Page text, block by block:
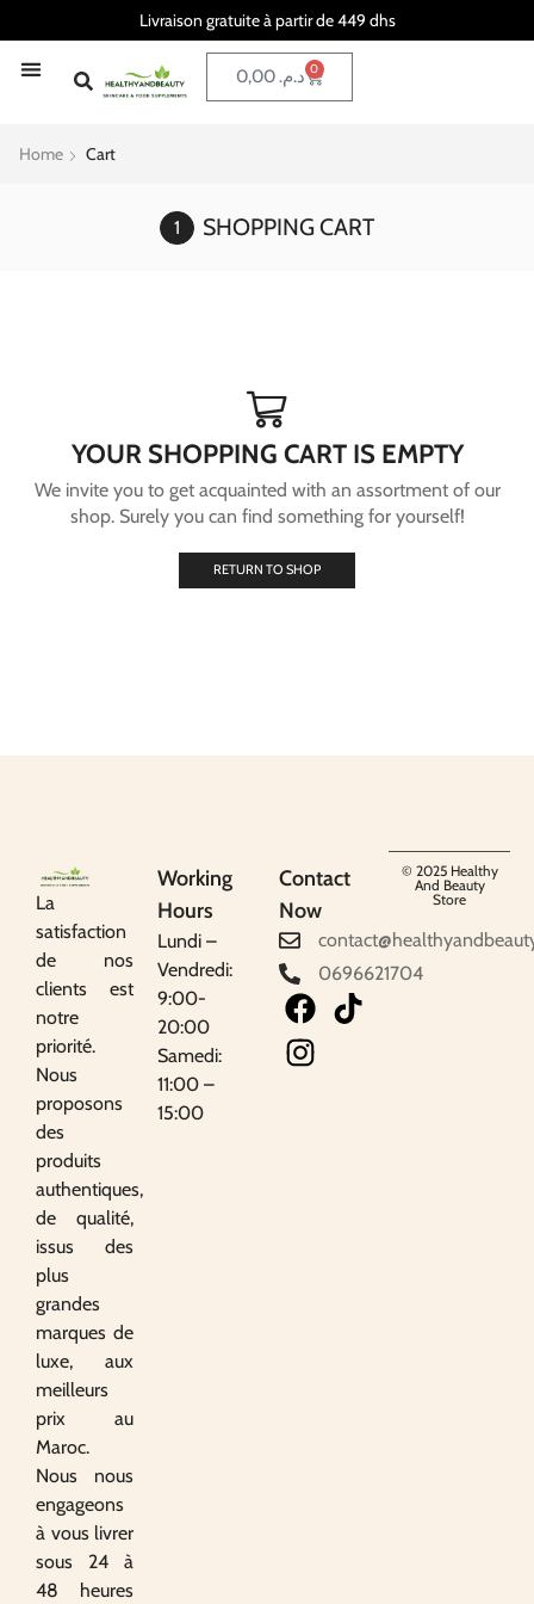
Livraison gratuite à partir de 449 dhs
د.م.0,00 0
Home Cart
SHOPPING CART
YOUR SHOPPING CART IS EMPTY
We invite you to get acquainted with an assortment of our
shop. Surely you can find something for yourself!
RETURN TO SHOP
La
satisfaction
de nos
clients est
notre
priorité.
Nous
proposons
des
produits
authentiques,
de qualité,
issus des
plus
grandes
marques de
luxe, aux
meilleurs
prix au
Maroc.
Nous nous
engageons
à vous livrer
sous 24 à
48 heures
Working
Hours
Lundi –
Vendredi:
9:00-
20:00
Samedi:
11:00 –
15:00
Contact
Now
0696621704
© 2025 Healthy
And Beauty
Store